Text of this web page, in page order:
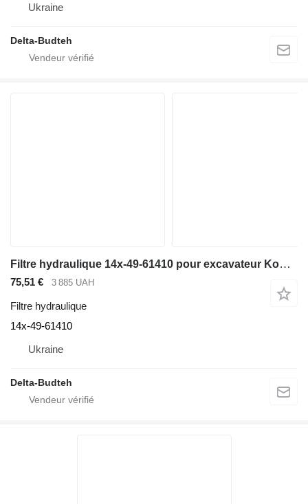
Ukraine
Delta-Budteh
Filtre hydraulique 14x-49-61410 pour excavateur Komatsu
75,51 € 3 885 UAH
Filtre hydraulique
14x-49-61410
Ukraine
Delta-Budteh